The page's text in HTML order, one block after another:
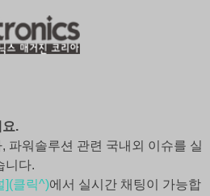
.
파워솔루션 관련 국내외 이슈를 실
니다.
](클릭^)에서 실시간 채팅이 가능합